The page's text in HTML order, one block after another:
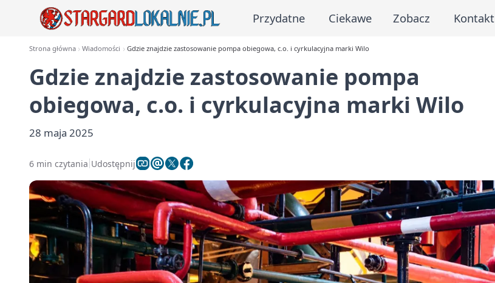
Przydatne Ciekawe Zobacz Kontakt
Strona główna Wiadomości Gdzie znajdzie zastosowanie pompa obiegowa, c.o. i cyrkulacyjna marki Wilo
Gdzie znajdzie zastosowanie pompa
obiegowa, c.o. i cyrkulacyjna marki Wilo
28 maja 2025
6 min czytania Udostępnij